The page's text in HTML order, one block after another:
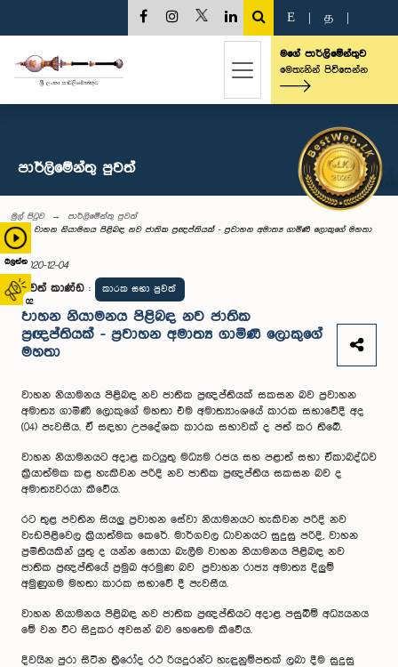
බලන්න
02
E த
මගේ පාර්ලිමේන්තුව
මෙතැනින් පිවිසෙන්න
පාර්ලි‌මේන්තු පුවත්
මුල් පිටුව
පාර්ලි‌මේන්තු පුවත්
වාහන නියාමනය පිළිබඳ නව ජාතික ප්‍රඥප්තියක් - ප්‍රවාහන අමාත්‍ය ගාමිණී ලොකුගේ මහතා
2020-12-04
පුවත් කාණ්ඩ : කාරක සභා පුවත්
වාහන නියාමනය පිළිබඳ නව ජාතික
ප්‍රඥප්තියක් - ප්‍රවාහන අමාත්‍ය ගාමිණී ලොකුගේ
මහතා
වාහන නියාමනය පිළිබඳ නව ජාතික ප්‍රඥප්තියක් සකසන බව ප්‍රවාහන
අමාත්‍ය ගාමිණී ලොකුගේ මහතා එම අමාත්‍යාංශයේ කාරක සභාවේදී අද
(04) පැවසීය. ඒ සඳහා උපදේශක කාරක සභාවක් ද පත් කර තිබේ.
වාහන නියාමනයට අදාළ කටයුතු මධ්‍යම රජය සහ පළාත් සභා ඒකාබද්ධව
ක්‍රියාත්මක කළ හැකිවන පරිදි නව ජාතික ප්‍රඥප්තිය සකසන බව ද
අමාත්‍යවරයා කීවේය.
රට තුළ පවතින සියලු ප්‍රවාහන සේවා නියාමනයට හැකිවන පරිදි නව
වැඩපිළිවෙල ක්‍රියාත්මක කෙරේ. මාර්ගවල ධාවනයට සුදුසු පරිදි, වාහන
ප්‍රමිතියකින් යුතු ද යන්න සොයා බැලීම වාහන නියාමනය පිළිබඳ නව
ජාතික ප්‍රඥප්තියේ ප්‍රමුඛ අරමුණ බව ප්‍රවාහන රාජ්‍ය අමාත්‍ය දිලුම්
අමුණුගම මහතා කාරක සභාවේ දී පැවසීය.
වාහන නියාමනය පිළිබඳ නව ජාතික ප්‍රඥප්තියට අදාළ පසුබිම් අධ්‍යයනය
මේ වන විට සිදුකර අවසන් බව හෙතෙම කීවේය.
දිවයින පුරා සිටින ත්‍රීරෝද රථ රියදුරන්ට හැඳුනුම්පතක් ලබා දීම සුදුසු